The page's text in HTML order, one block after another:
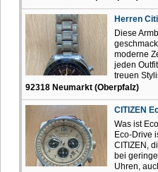
Herren
Diese
moderne
jeden
treuen
92318 Neumarkt (Oberpfalz)
CITIZEN
Was ist
Eco-Drive
CITIZEN,
bei
Uhren,